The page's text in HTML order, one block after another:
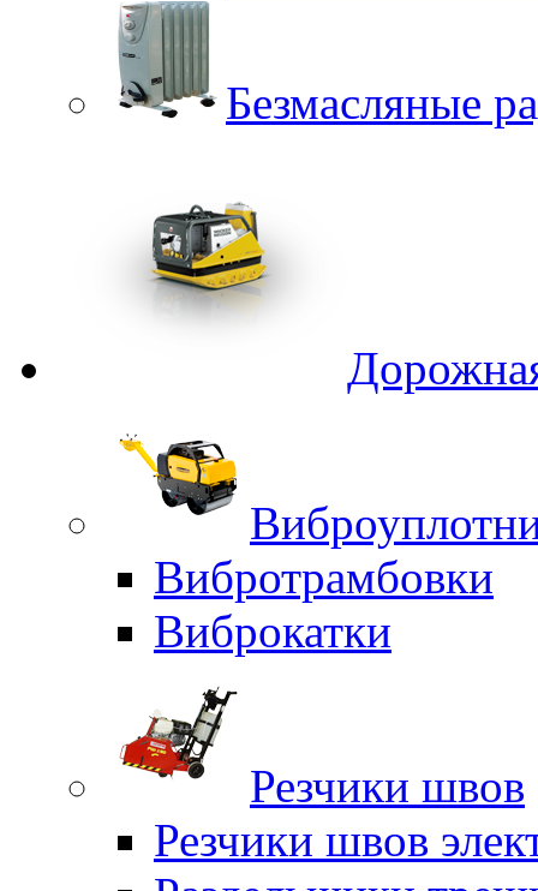
Безмасляные
Вибротрамбовки
Виброкатки
Резчики швов
Резчики швов